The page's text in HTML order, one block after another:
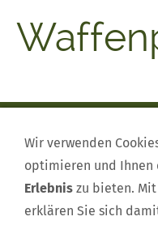
Impressum|Mitglied
Termine|Nachrichten
Wir verwenden
optimieren und Ihnen
Erlebnis zu bieten.
erklären Sie sich